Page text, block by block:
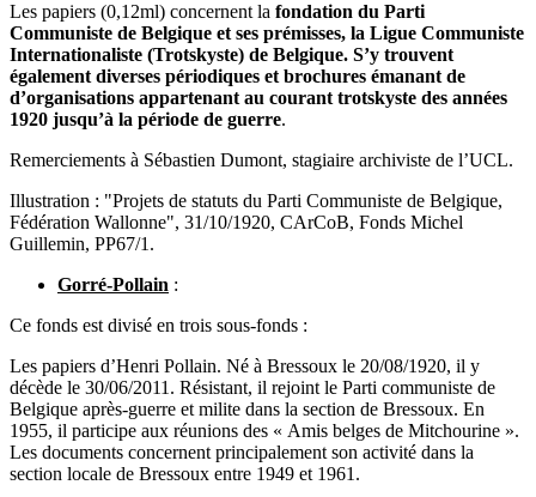
Les papiers (0,12ml) concernent la fondation du Parti
Communiste de Belgique et ses prémisses, la Ligue Communiste
Internationaliste (Trotskyste) de Belgique. S’y trouvent
également diverses périodiques et brochures émanant de
d’organisations appartenant au courant trotskyste des années
1920 jusqu’à la période de guerre.
Remerciements à Sébastien Dumont, stagiaire archiviste de l’UCL.
Illustration : "Projets de statuts du Parti Communiste de Belgique,
Fédération Wallonne", 31/10/1920, CArCoB, Fonds Michel
Guillemin, PP67/1.
Gorré-Pollain :
Ce fonds est divisé en trois sous-fonds :
Les papiers d’Henri Pollain. Né à Bressoux le 20/08/1920, il y
décède le 30/06/2011. Résistant, il rejoint le Parti communiste de
Belgique après-guerre et milite dans la section de Bressoux. En
1955, il participe aux réunions des « Amis belges de Mitchourine ».
Les documents concernent principalement son activité dans la
section locale de Bressoux entre 1949 et 1961.